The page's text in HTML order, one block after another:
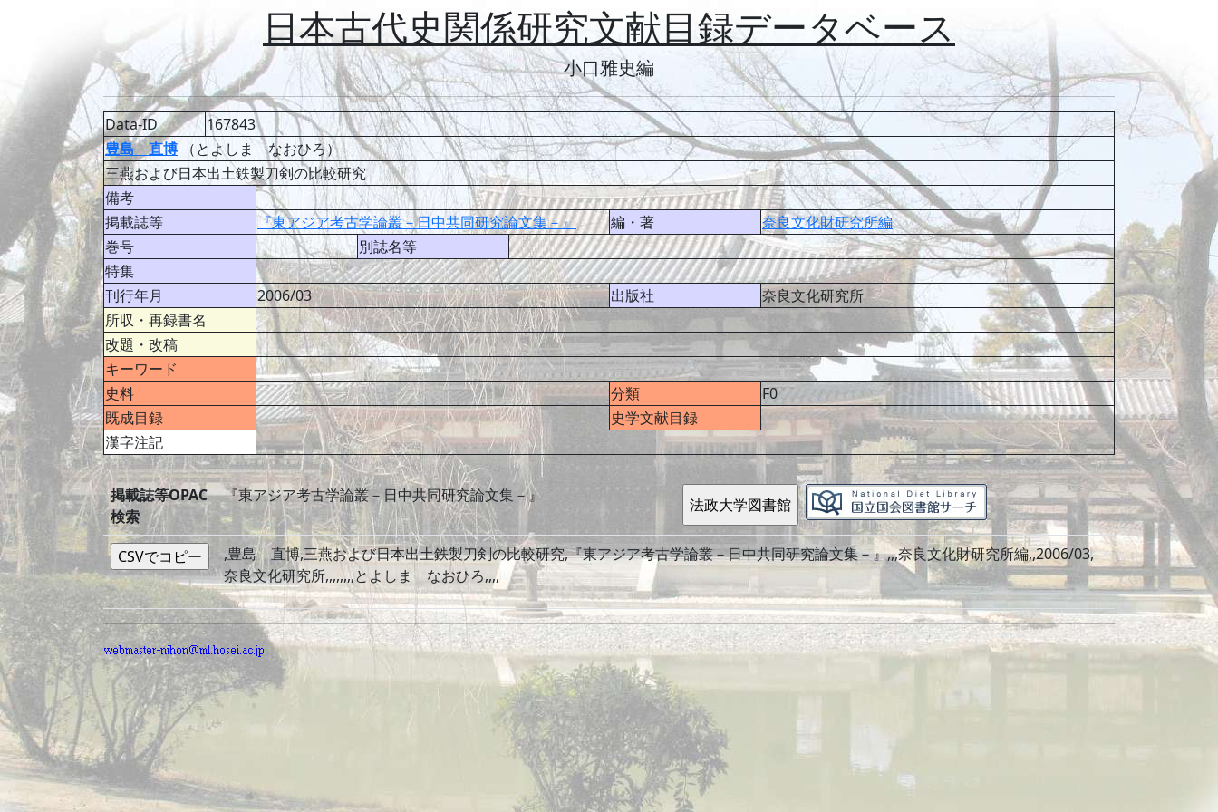
日本古代史関係研究文献目録データベース
小口雅史編
Data-ID
167843
豊島 直博 （とよしま なおひろ）
三燕および日本出土鉄製刀剣の比較研究
備考
掲載誌等
『東アジア考古学論叢－日中共同研究論文集－』 編・著
奈良文化財研究所編
巻号
別誌名等
特集
刊行年月
2006/03 出版社
奈良文化研究所
所収・再録書名
改題・改稿
キーワード
史料
分類
F0
既成目録
史学文献目録
漢字注記
掲載誌等OPAC
検索
『東アジア考古学論叢－日中共同研究論文集－』
,豊島 直博,三燕および日本出土鉄製刀剣の比較研究,『東アジア考古学論叢－日中共同研究論文集－』,,,奈良文化財研究所編,,2006/03,
奈良文化研究所,,,,,,,,とよしま なおひろ,,,,